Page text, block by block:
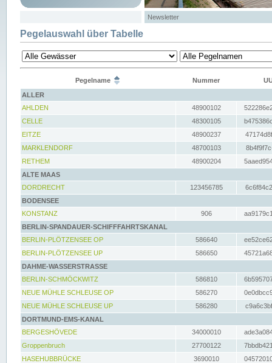
Newsletter
Pegelauswahl über Tabelle
Pegelname Nummer
ALLER
AHLDEN
48900102
CELLE
48300105
EITZE
48900237
MARKLENDORF
48700103
RETHEM
48900204
ALTE MAAS
DORDRECHT
123456785
BODENSEE
KONSTANZ
906
BERLIN-SPANDAUER-SCHIFFFAHRTSKANAL
BERLIN-PLÖTZENSEE OP
586640
BERLIN-PLÖTZENSEE UP
586650
DAHME-WASSERSTRASSE
BERLIN-SCHMÖCKWITZ
586810
NEUE MÜHLE SCHLEUSE OP
586270
NEUE MÜHLE SCHLEUSE UP
586280
DORTMUND-EMS-KANAL
BERGESHÖVEDE
34000010
Groppenbruch
27700122
HASEHUBBRÜCKE
3690010